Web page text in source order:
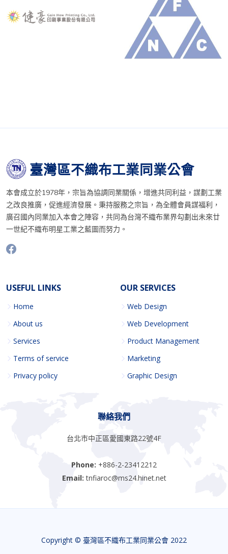
臺灣區不織布工業同業公會
本會成立於1978年，宗旨為協調同業關係，增進共同利益，謀劃工業
之改良推廣，促進經濟發展。秉持服務之宗旨，為全體會員謀福利，
廣召國內同業加入本會之陣容，共同為台灣不織布業界勾劃出未來廿
一世紀不織布明星工業之藍圖而努力。
USEFUL LINKS
Home
About us
Services
Terms of service
Privacy policy
OUR SERVICES
Web Design
Web Development
Product Management
Marketing
Graphic Design
聯絡我們
台北市中正區愛國東路22號4F
Phone: +886-2-23412212
Email: tnfiaroc@ms24.hinet.net
Copyright © 臺灣區不織布工業同業公會 2022